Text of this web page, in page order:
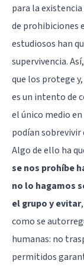
para la
de prohibiciones
estudiosos han
supervivencia.
que los protege
es un intento de
el único medio
podían
Algo de ello ha
se nos prohíbe
no lo hagamos
el grupo y evitar
como se
humanas: no
permitidos